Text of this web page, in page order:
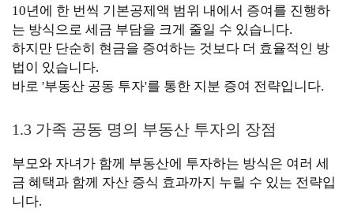
10년에 한 번씩 기본공제액 범위 내에서 증여를 진행하
는 방식으로 세금 부담을 크게 줄일 수 있습니다.
하지만 단순히 현금을 증여하는 것보다 더 효율적인 방
법이 있습니다.
바로 '부동산 공동 투자'를 통한 지분 증여 전략입니다.
1.3 가족 공동 명의 부동산 투자의 장점
부모와 자녀가 함께 부동산에 투자하는 방식은 여러 세
금 혜택과 함께 자산 증식 효과까지 누릴 수 있는 전략입
니다.